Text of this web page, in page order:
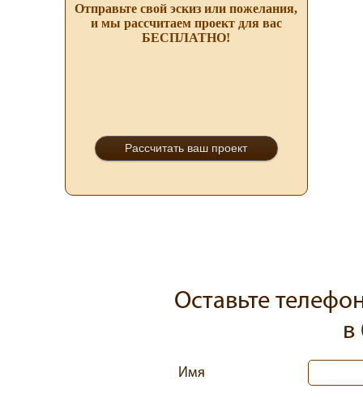
Отправьте свой эскиз или пожелания,
и мы рассчитаем проект для вас
БЕСПЛАТНО!
Рассчитать ваш проект
Оставьте
в
Имя